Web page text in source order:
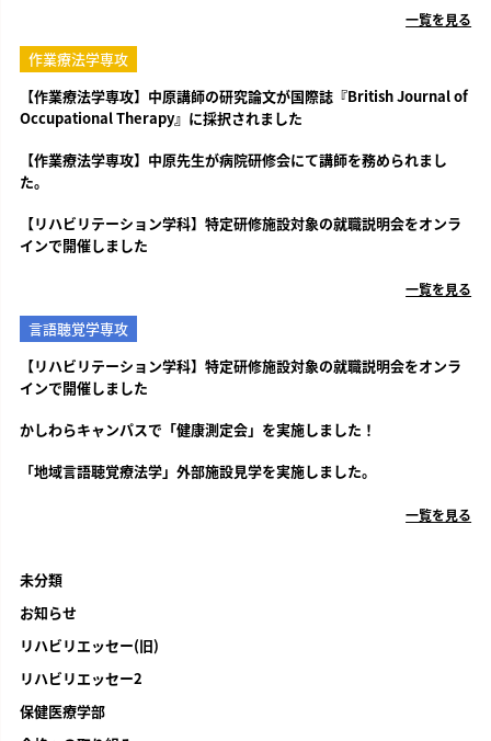
一覧を見る
作業療法学専攻
【作業療法学専攻】中原講師の研究論文が国際誌『British Journal of
Occupational Therapy』に採択されました
【作業療法学専攻】中原先生が病院研修会にて講師を務められまし
た。
【リハビリテーション学科】特定研修施設対象の就職説明会をオンラ
インで開催しました
一覧を見る
言語聴覚学専攻
【リハビリテーション学科】特定研修施設対象の就職説明会をオンラ
インで開催しました
かしわらキャンパスで「健康測定会」を実施しました！
「地域言語聴覚療法学」外部施設見学を実施しました。
一覧を見る
未分類
お知らせ
リハビリエッセー(旧)
リハビリエッセー2
保健医療学部